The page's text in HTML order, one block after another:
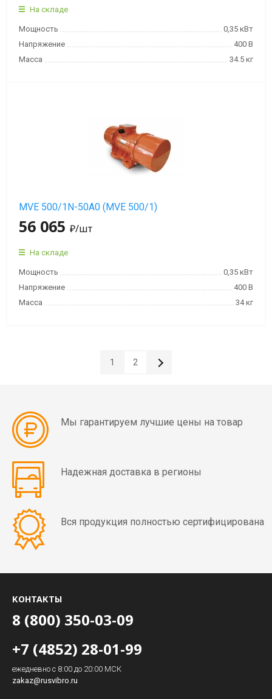
На складе
Мощность
0,35 кВт
Напряжение
400 В
Масса
34.5 кг
MVE 500/1N-50A0 (MVE 500/1)
56 065 ₽/шт
На складе
Мощность
0,35 кВт
Напряжение
400 В
Масса
34 кг
1 2
Мы гарантируем лучшие цены на товар
Надежная доставка в регионы
Вся продукция полностью сертифицирована
КОНТАКТЫ
8 (800) 350-03-09
+7 (4852) 28-01-99
ежедневно с 8:00 до 20:00 МСК
zakaz@rusvibro.ru